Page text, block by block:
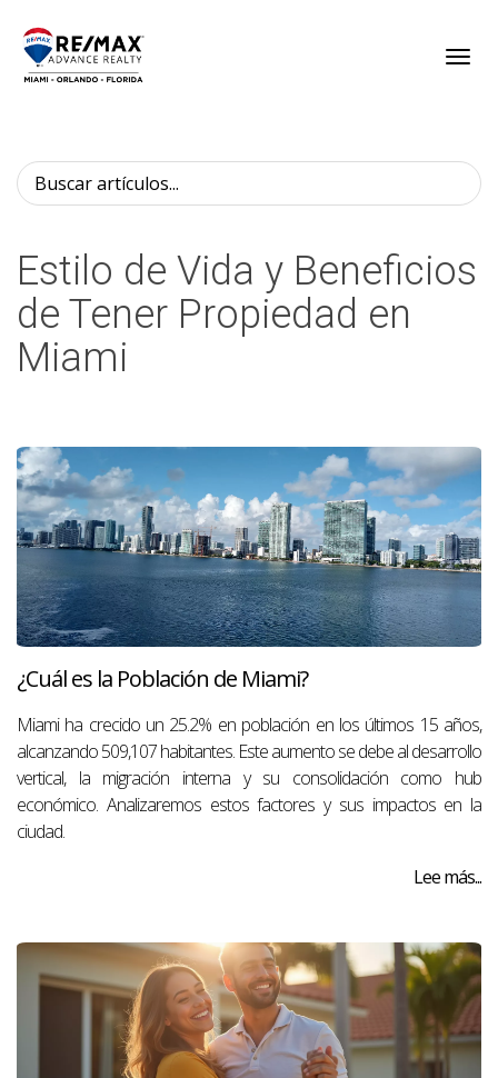
Estilo de Vida y Beneficios
de Tener Propiedad en
Miami
¿Cuál es la Población de Miami?
Miami ha crecido un 25.2% en población en los últimos 15 años,
alcanzando 509,107 habitantes. Este aumento se debe al desarrollo
vertical, la migración interna y su consolidación como hub
económico. Analizaremos estos factores y sus impactos en la
ciudad.
Lee más...